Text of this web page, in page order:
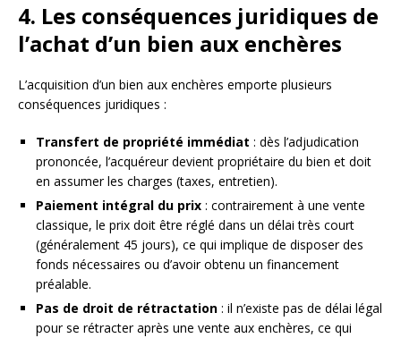
4. Les conséquences juridiques de
l’achat d’un bien aux enchères
L’acquisition d’un bien aux enchères emporte plusieurs
conséquences juridiques :
Transfert de propriété immédiat : dès l’adjudication
prononcée, l’acquéreur devient propriétaire du bien et doit
en assumer les charges (taxes, entretien).
Paiement intégral du prix : contrairement à une vente
classique, le prix doit être réglé dans un délai très court
(généralement 45 jours), ce qui implique de disposer des
fonds nécessaires ou d’avoir obtenu un financement
préalable.
Pas de droit de rétractation : il n’existe pas de délai légal
pour se rétracter après une vente aux enchères, ce qui